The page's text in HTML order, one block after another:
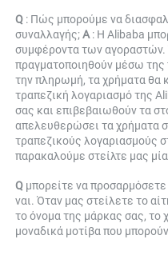
Q : Πώς μπορούμε να
συναλλαγής; Α : Η Alibaba
συμφέροντα των αγοραστών.
πραγματοποιηθούν μέσω
την πληρωμή, τα χρήματα θα
τραπεζική λογαριασμό της
σας και επιβεβαιωθούν τα
απελευθερώσει τα χρήματα
τραπεζικούς λογαριασμούς
παρακαλούμε στείλτε μας
Q μπορείτε να
ναι. Όταν μας στείλετε το
το όνομα της μάρκας σας, το
μοναδικά μοτίβα που